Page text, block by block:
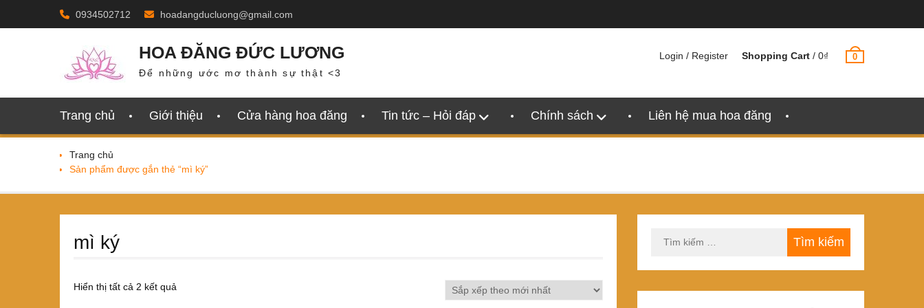
0934502712 hoadangducluong@gmail.com
HOA ĐĂNG ĐỨC LƯƠNG
Để những ước mơ thành sự thật <3
Login / Register Shopping Cart / 0₫ 0
Trang chủ Giới thiệu Cửa hàng hoa đăng Tin tức – Hỏi đáp Chính sách Liên hệ mua hoa đăng
Trang chủ
Sản phẩm được gắn thẻ “mì ký”
mì ký
Hiển thị tất cả 2 kết quả
kiếm